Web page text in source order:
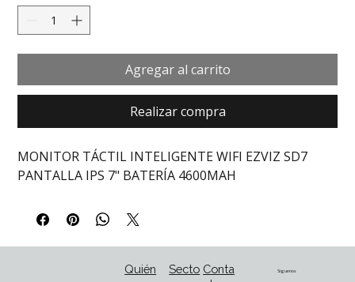
Agregar al carrito
Realizar compra
MONITOR TÁCTIL INTELIGENTE WIFI EZVIZ SD7
PANTALLA IPS 7" BATERÍA 4600MAH
Quién
Secto Conta
Síguenos